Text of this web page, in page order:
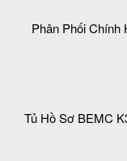
Phân Phối Chính
Tủ Hồ Sơ BEMC